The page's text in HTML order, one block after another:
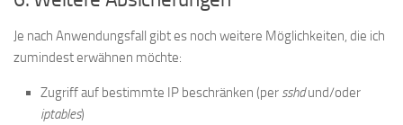
Je nach Anwendungsfall gibt es noch weitere Möglichkeiten, die ich
zumindest erwähnen möchte:
Zugriff auf bestimmte IP beschränken (per sshdund/oder
iptables)